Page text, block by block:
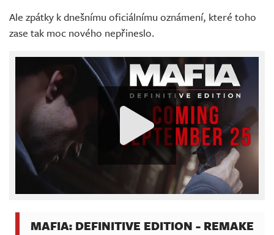
Ale zpátky k dnešnímu oficiálnímu oznámení, které toho
zase tak moc nového nepřineslo.
MAFIA: DEFINITIVE EDITION - REMAKE